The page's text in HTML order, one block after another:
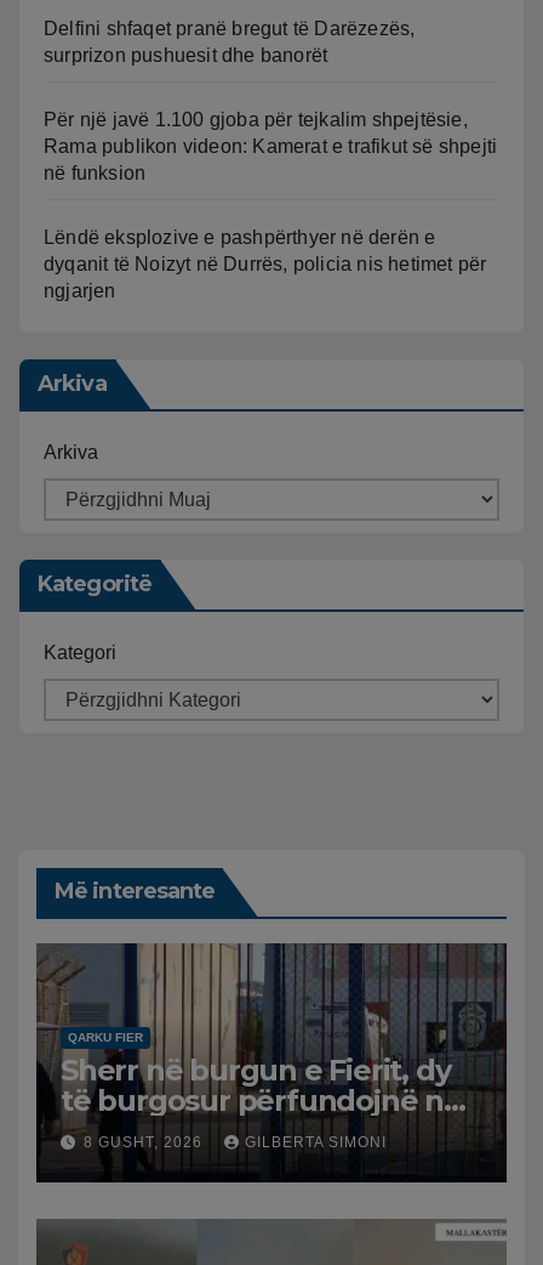
Delfini shfaqet pranë bregut të Darëzezës,
surprizon pushuesit dhe banorët
Për një javë 1.100 gjoba për tejkalim shpejtësie,
Rama publikon videon: Kamerat e trafikut së shpejti
në funksion
Lëndë eksplozive e pashpërthyer në derën e
dyqanit të Noizyt në Durrës, policia nis hetimet për
ngjarjen
Arkiva
Arkiva
Kategoritë
Kategori
Më interesante
QARKU FIER
Sherr në burgun e Fierit, dy
të burgosur përfundojnë në
spital
8 GUSHT, 2026 GILBERTA SIMONI